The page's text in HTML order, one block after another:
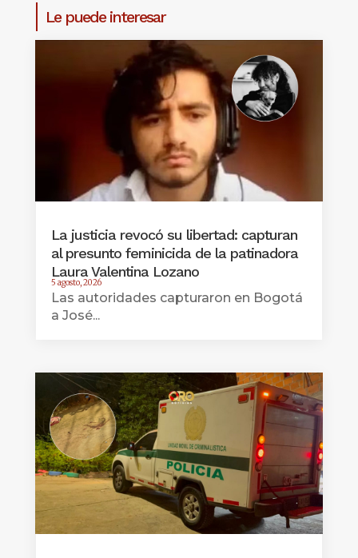
Le puede interesar
La justicia revocó su libertad: capturan
al presunto feminicida de la patinadora
Laura Valentina Lozano
5 agosto, 2026
Las autoridades capturaron en Bogotá
a José...